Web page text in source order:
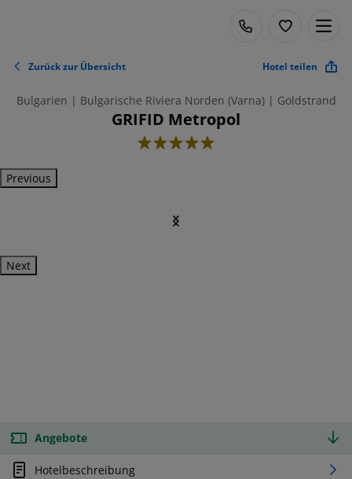
Zurück zur Übersicht Hotel teilen
Bulgarien | Bulgarische Riviera Norden (Varna) | Goldstrand
GRIFID Metropol
5
Previous
Next
Angebote
Hotelbeschreibung